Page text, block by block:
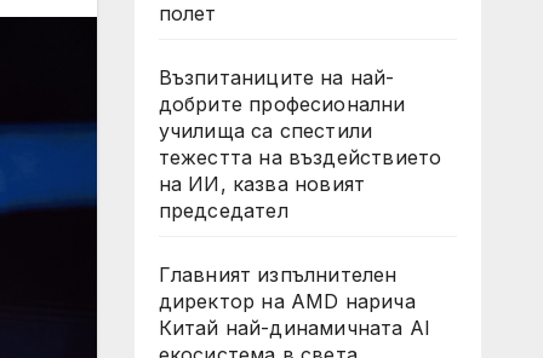
полет
Възпитаниците на най-
добрите професионални
училища са спестили
тежестта на въздействието
на ИИ, казва новият
председател
Главният изпълнителен
директор на AMD нарича
Китай най-динамичната AI